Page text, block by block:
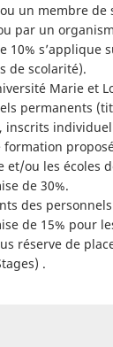
un membre de
par un
10% s’applique
de scolarité).
Marie et
permanents
inscrits
ou les écoles
de 30%.
des personnels
de 15% pour
réserve de
.